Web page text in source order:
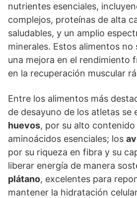
nutrientes esenciales,
complejos, proteínas de alta
saludables, y un amplio
minerales. Estos alimentos
una mejora en el rendimiento
en la recuperación muscular
Entre los alimentos más
de desayuno de los atletas se
huevos, por su alto
aminoácidos esenciales; los
por su riqueza en fibra y su
liberar energía de manera
plátano, excelentes para
mantener la hidratación